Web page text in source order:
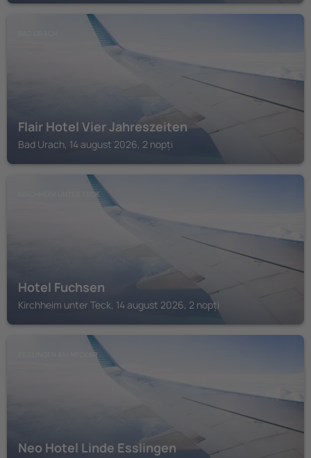
Flair Hotel Vier Jahreszeiten
Bad Urach, 14 august 2026, 2 nopți
KIRCHHEIM UNTER TECK
Hotel Fuchsen
Kirchheim unter Teck, 14 august 2026, 2 nopți
ESSLINGEN AM NECKAR
Neo Hotel Linde Esslingen